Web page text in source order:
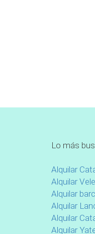
Lo más
Alquilar
Alquilar
Alquilar
Alquilar
Alquilar
Alquilar